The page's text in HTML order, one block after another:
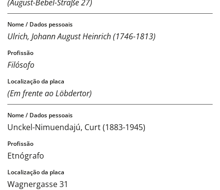
(August-Bebel-Straße 27)
Ulrich, Johann August Heinrich (1746-1813)
Filósofo
(Em frente ao Löbdertor)
Unckel-Nimuendajú, Curt (1883-1945)
Etnógrafo
Wagnergasse 31